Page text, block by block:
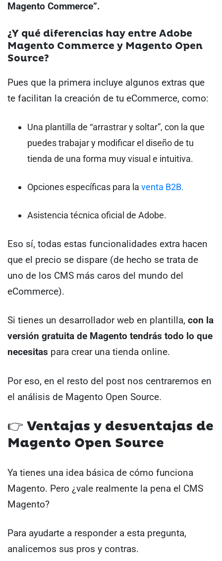
Magento Commerce”.
¿Y qué diferencias hay entre Adobe
Magento Commerce y Magento Open
Source?
Pues que la primera incluye algunos extras que
te facilitan la creación de tu eCommerce, como:
Una plantilla de “arrastrar y soltar”, con la que
puedes trabajar y modificar el diseño de tu
tienda de una forma muy visual e intuitiva.
Opciones específicas para la venta B2B.
Asistencia técnica oficial de Adobe.
Eso sí, todas estas funcionalidades extra hacen
que el precio se dispare (de hecho se trata de
uno de los CMS más caros del mundo del
eCommerce).
Si tienes un desarrollador web en plantilla, con la
versión gratuita de Magento tendrás todo lo que
necesitas para crear una tienda online.
Por eso, en el resto del post nos centraremos en
el análisis de Magento Open Source.
👉 Ventajas y desventajas de
Magento Open Source
Ya tienes una idea básica de cómo funciona
Magento. Pero ¿vale realmente la pena el CMS
Magento?
Para ayudarte a responder a esta pregunta,
analicemos sus pros y contras.